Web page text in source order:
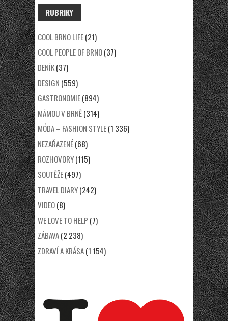
RUBRIKY
COOL BRNO LIFE(21)
COOL PEOPLE OF BRNO(37)
DENÍK(37)
DESIGN (559)
GASTRONOMIE(894)
MÁMOU V BRNĚ(314)
MÓDA – FASHION STYLE(1 336)
NEZAŘAZENÉ(68)
ROZHOVORY(115)
SOUTĚŽE(497)
TRAVEL DIARY(242)
VIDEO(8)
WE LOVE TO HELP (7)
ZÁBAVA(2 238)
ZDRAVÍ A KRÁSA(1 154)